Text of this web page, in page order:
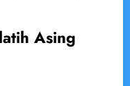
Asing